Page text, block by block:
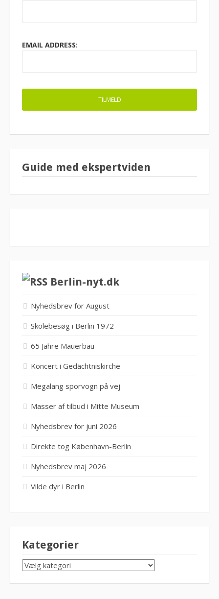
EMAIL ADDRESS:
Guide med ekspertviden
Berlin-nyt.dk
Nyhedsbrev for August
Skolebesøg i Berlin 1972
65 Jahre Mauerbau
Koncert i Gedächtniskirche
Megalang sporvogn på vej
Masser af tilbud i Mitte Museum
Nyhedsbrev for juni 2026
Direkte tog København-Berlin
Nyhedsbrev maj 2026
Vilde dyr i Berlin
Kategorier
KATEGORIER